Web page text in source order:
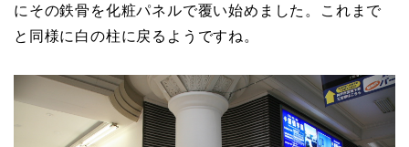
にその鉄骨を化粧パネルで覆い始めました。これまで
と同様に白の柱に戻るようですね。